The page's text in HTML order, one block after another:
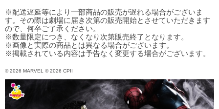
※配送遅延等により一部商品の販売が遅れる場合がございま
す。その際は劇場に届き次第の販売開始とさせていただきます
ので、何卒ご了承ください。
※数量限定につき、なくなり次第販売終了となります。
※画像と実際の商品とは異なる場合がございます。
※掲載されている内容は予告なく変更する場合がございます。
© 2026 MARVEL © 2026 CPII